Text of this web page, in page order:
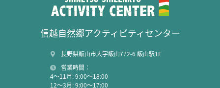
信越自然郷アクティビティセンター
長野県飯山市大字飯山772-6 飯山駅1F
営業時間：
4～11月: 9:00～18:00
12～3月: 9:00～17:00